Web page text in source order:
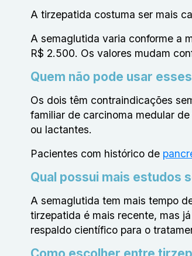
A tirzepatida costuma ser mais
A semaglutida varia conforme a
R$ 2.500. Os valores mudam
Quem não pode usar
Os dois têm contraindicações
familiar de carcinoma medular
ou lactantes.
Pacientes com histórico de
Qual possui mais estudos
A semaglutida tem mais tempo
tirzepatida é mais recente, mas
respaldo científico para o